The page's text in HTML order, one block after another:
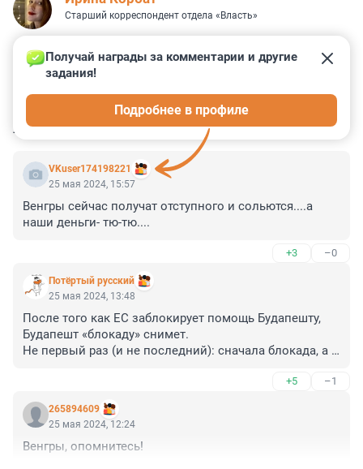
Старший корреспондент отдела «Власть»
КОММЕНТАРИИ 11
VKuser174198221
Получай награды за комментарии и другие
задания!
Подробнее в профиле
25 мая 2024, 15:57
Венгры сейчас получат отступного и сольются....а
наши деньги- тю-тю....
+3 –0
Потёртый русский
25 мая 2024, 13:48
После того как ЕС заблокирует помощь Будапешту,
Будапешт «блокаду» снимет.
Не первый раз (и не последний): сначала блокада, а
+5 –1
265894609
25 мая 2024, 12:24
Венгры, опомнитесь!